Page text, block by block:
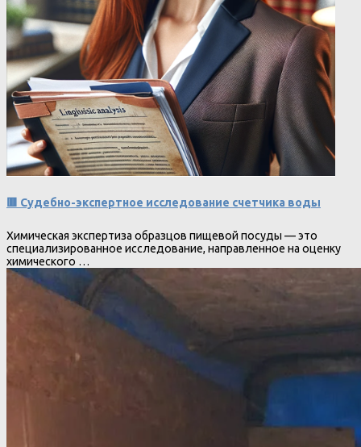
🟥 Судебно-экспертное исследование счетчика воды
Химическая экспертиза образцов пищевой посуды — это
специализированное исследование, направленное на оценку
химического …